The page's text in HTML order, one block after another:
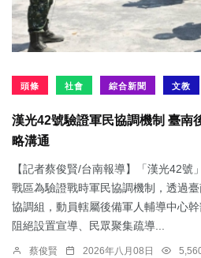
頭條 社會 綜合新聞 文教
漢光42號驗證軍民協調機制 臺南
略溝通
【記者蔡俊賢/台南報導】「漢光42號
戰區為驗證戰時軍民協調機制，透過
協調組，動員轄屬後備軍人輔導中心
阻絕設置宣導、民眾聚集疏導...
蔡俊賢 2026年八月08日